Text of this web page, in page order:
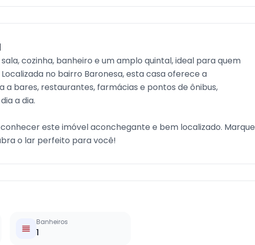
cozinha, banheiro e um amplo quintal, ideal para quem
no bairro Baronesa, esta casa oferece a
a bares, restaurantes, farmácias e pontos de ônibus,
a dia.
este imóvel aconchegante e bem localizado. Marque
o lar perfeito para você!
Banheiros
1